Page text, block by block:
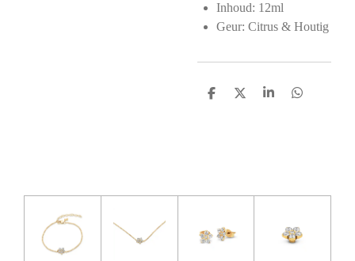
Inhoud: 12ml
Geur: Citrus & Houtig
D
D
S
D